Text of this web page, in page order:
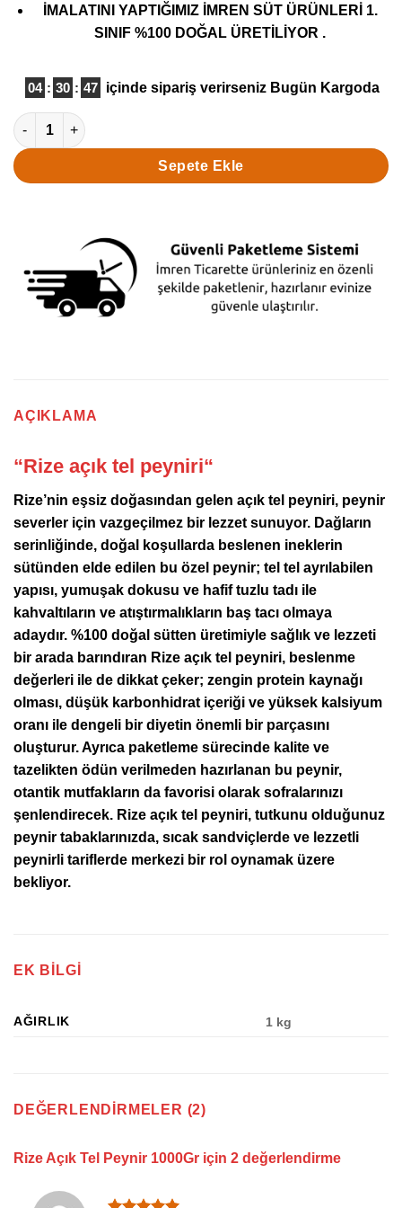
5 üzerinden
5 puan aldı
İMALATINI YAPTIĞIMIZ İMREN SÜT ÜRÜNLERİ 1.
SINIF %100 DOĞAL ÜRETİLİYOR .
04 : 30 : 46 içinde sipariş verirseniz Bugün Kargoda
Rize Açık Tel Peynir 1000Gr adet
Sepete Ekle
AÇIKLAMA
“Rize açık tel peyniri“
Rize’nin eşsiz doğasından gelen açık tel peyniri, peynir
severler için vazgeçilmez bir lezzet sunuyor. Dağların
serinliğinde, doğal koşullarda beslenen ineklerin
sütünden elde edilen bu özel peynir; tel tel ayrılabilen
yapısı, yumuşak dokusu ve hafif tuzlu tadı ile
kahvaltıların ve atıştırmalıkların baş tacı olmaya
adaydır. %100 doğal sütten üretimiyle sağlık ve lezzeti
bir arada barındıran Rize açık tel peyniri, beslenme
değerleri ile de dikkat çeker; zengin protein kaynağı
olması, düşük karbonhidrat içeriği ve yüksek kalsiyum
oranı ile dengeli bir diyetin önemli bir parçasını
oluşturur. Ayrıca paketleme sürecinde kalite ve
tazelikten ödün verilmeden hazırlanan bu peynir,
otantik mutfakların da favorisi olarak sofralarınızı
şenlendirecek. Rize açık tel peyniri, tutkunu olduğunuz
peynir tabaklarınızda, sıcak sandviçlerde ve lezzetli
peynirli tariflerde merkezi bir rol oynamak üzere
bekliyor.
EK BILGI
AĞIRLIK 1 kg
DEĞERLENDIRMELER (2)
Rize Açık Tel Peynir 1000Gr için 2 değerlendirme